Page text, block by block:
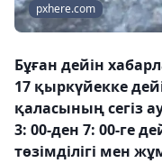
pxhere.com
Бұған дейін
17 қыркүйекке
қаласының сегіз
3: 00-ден 7: 00-ге
төзімділігі мен